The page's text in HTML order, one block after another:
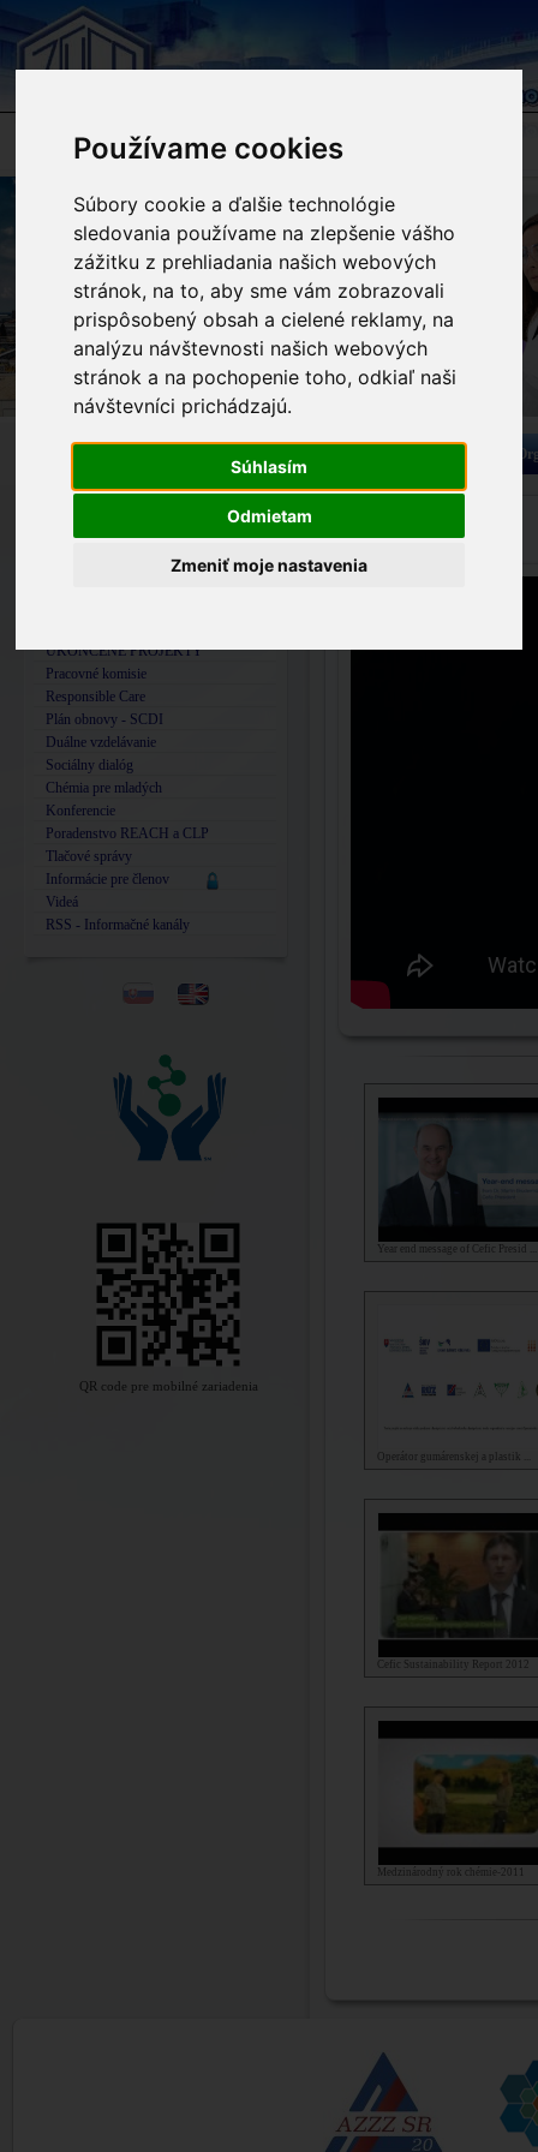
Používame cookies
Súbory cookie a ďalšie technológie
sledovania používame na zlepšenie vášho
zážitku z prehliadania našich webových
stránok, na to, aby sme vám zobrazovali
prispôsobený obsah a cielené reklamy, na
analýzu návštevnosti našich webových
stránok a na pochopenie toho, odkiaľ naši
návštevníci prichádzajú.
Súhlasím
Odmietam
Zmeniť moje nastavenia
Stručná charakteristika
UKONČENÉ PROJEKTY
Pracovné komisie
Responsible Care
Plán obnovy - SCDI
Duálne vzdelávanie
Sociálny dialóg
Chémia pre mladých
Konferencie
Poradenstvo REACH a CLP
Tlačové správy
Informácie pre členov
Videá
RSS - Informačné kanály
QR code pre mobilné zariadenia
Videá
Year end message of Cefic Presid ...
Operátor gumárenskej a plastik ...
Cefic Sustainability Report 2012
Medzinárodný rok chémie-2011